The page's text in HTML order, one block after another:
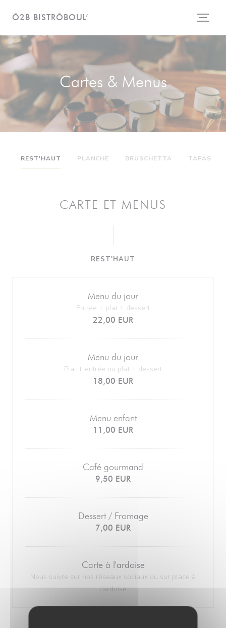
Ô2B BISTRÔBOUL’
Cartes & Menus
REST'HAUT PLANCHE BRUSCHETTA TAPAS
CARTE ET MENUS
REST'HAUT
Menu du jour
Entrée + plat + dessert
22,00 EUR
Menu du jour
Plat + entrée ou plat + dessert
18,00 EUR
Menu enfant
11,00 EUR
Café gourmand
9,50 EUR
Dessert / Fromage
7,00 EUR
Carte à l'ardoise
Nous suivre sur nos réseaux sociaux ou sur place à
l'ardoise